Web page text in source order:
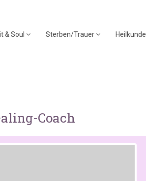
& Soul Sterben/Trauer Heilkunde
Coach